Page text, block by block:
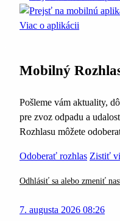
Viac o aplikácii
Mobilný
Pošleme vám aktuality,
pre zvoz odpadu a
Rozhlasu môžete
Odoberať rozhlas Zistiť
Odhlásiť sa alebo zmeniť
7. augusta 2026 08:26